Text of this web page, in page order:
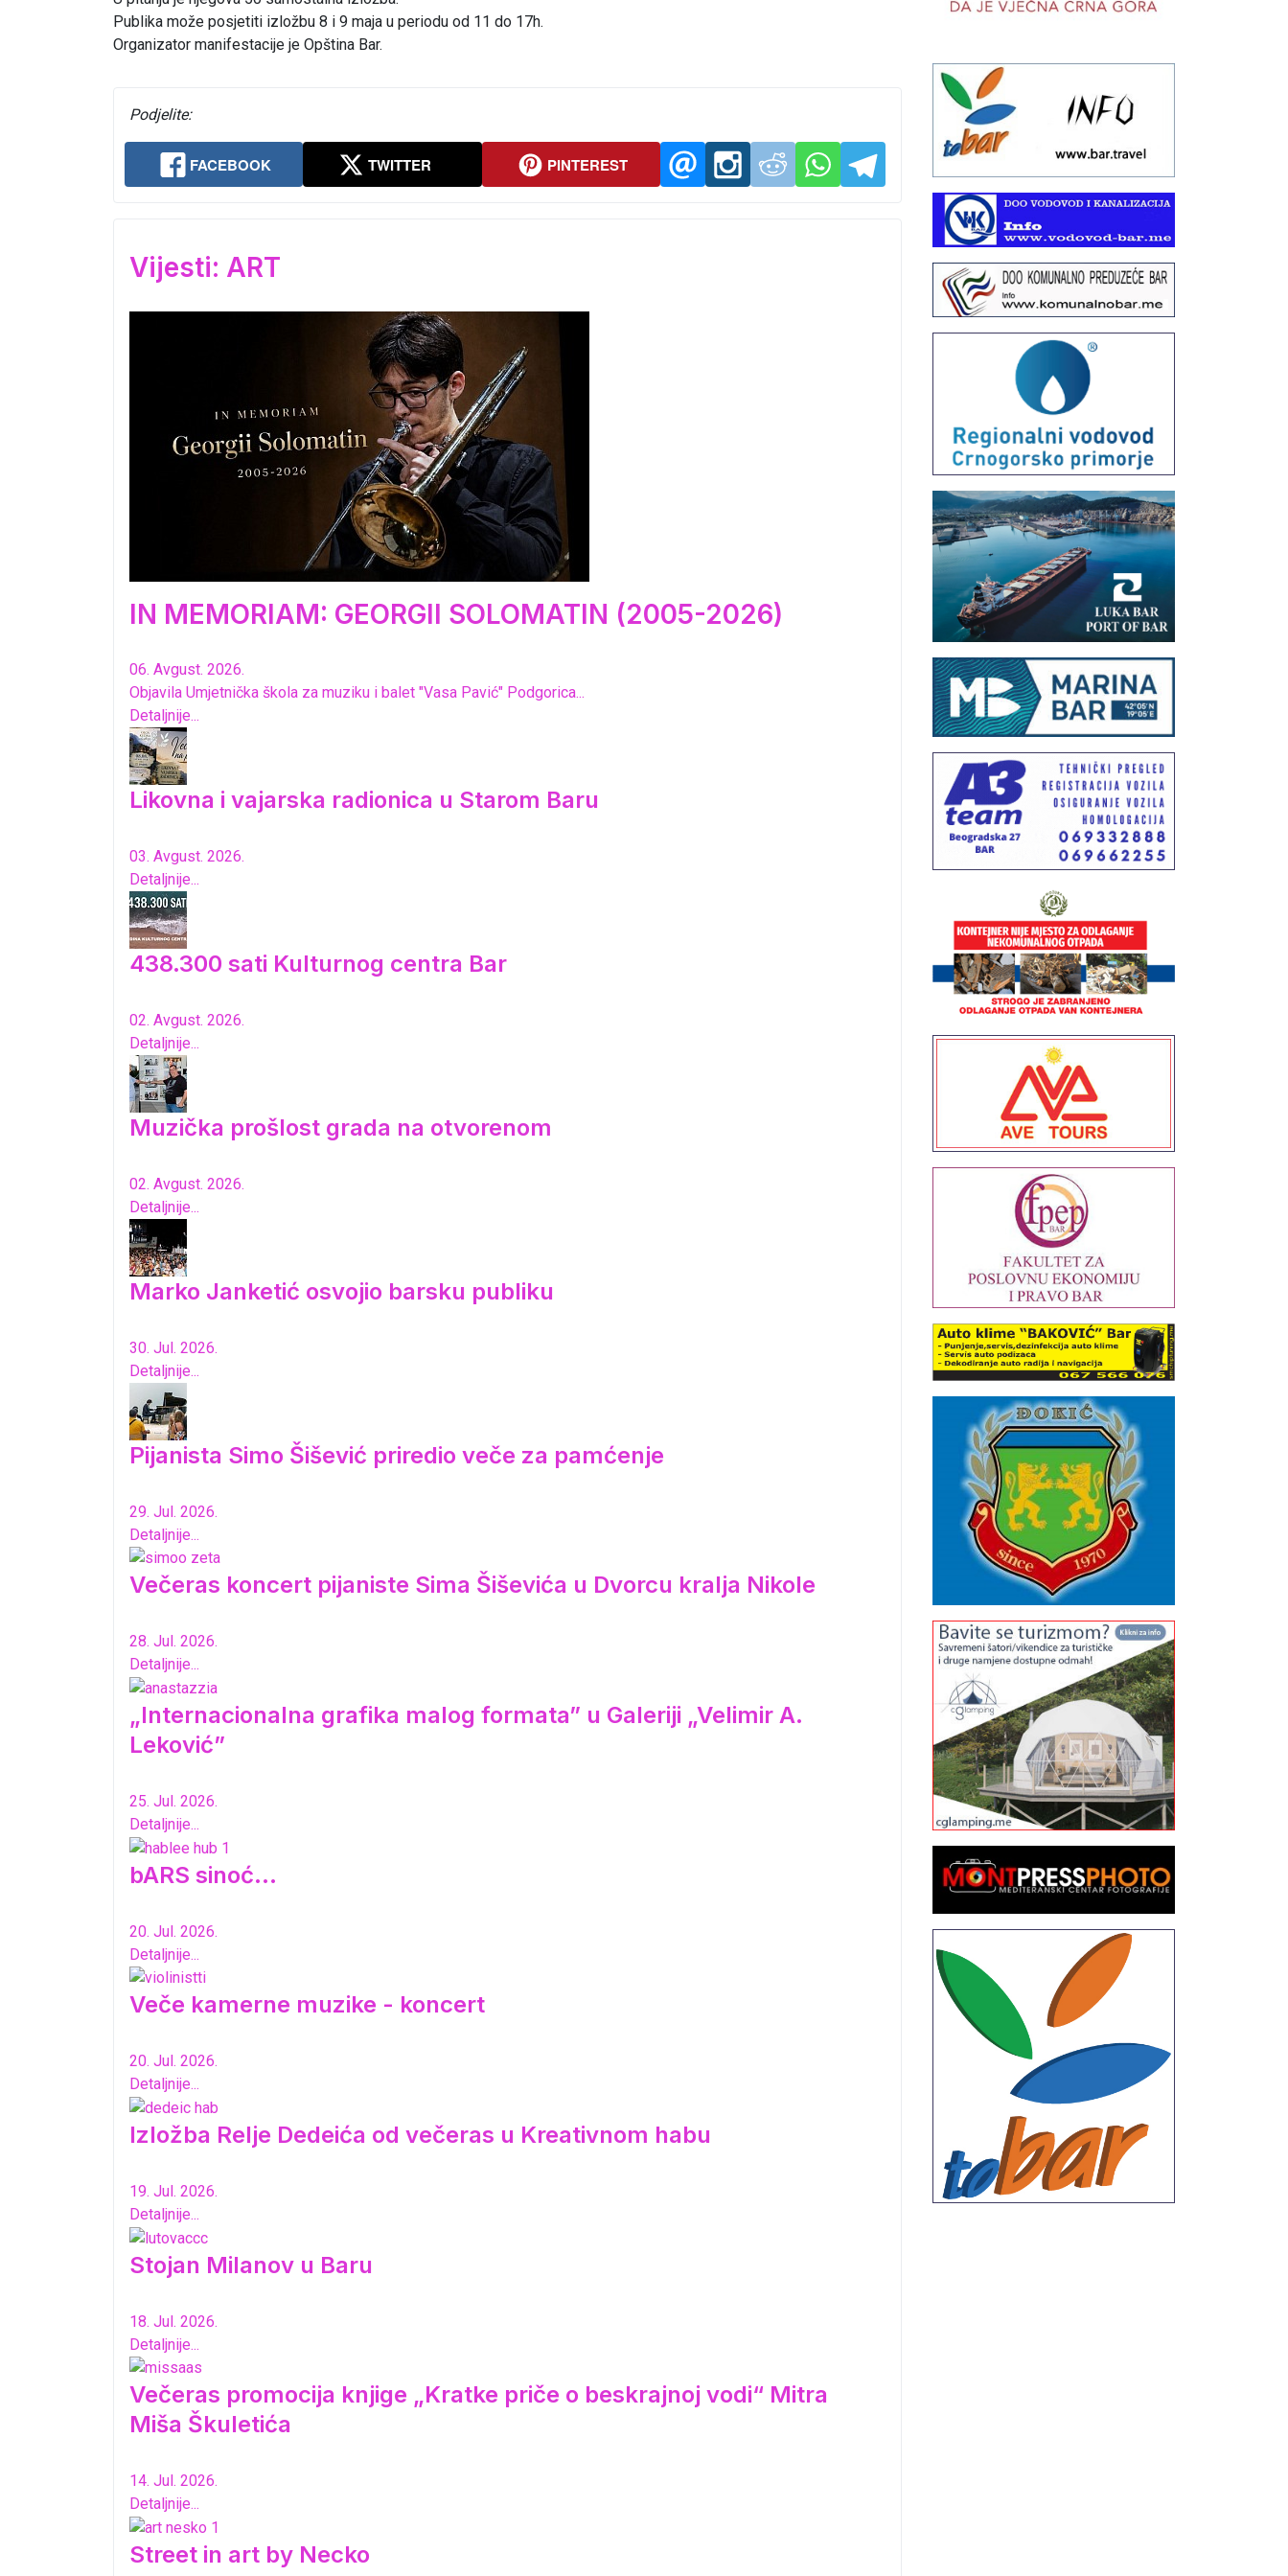
Publika može posjetiti izložbu 8 i 9 maja u periodu od 11 do 17h.
Organizator manifestacije je Opština Bar.
Podjelite:
FACEBOOK TWITTER PINTEREST
Vijesti: ART
IN MEMORIAM: GEORGII SOLOMATIN (2005-2026)
06. Avgust. 2026.
Objavila Umjetnička škola za muziku i balet "Vasa Pavić" Podgorica...
Detaljnije...
Likovna i vajarska radionica u Starom Baru
03. Avgust. 2026.
Detaljnije...
438.300 sati Kulturnog centra Bar
02. Avgust. 2026.
Detaljnije...
Muzička prošlost grada na otvorenom
02. Avgust. 2026.
Detaljnije...
Marko Janketić osvojio barsku publiku
30. Jul. 2026.
Detaljnije...
Pijanista Simo Šišević priredio veče za pamćenje
29. Jul. 2026.
Detaljnije...
Večeras koncert pijaniste Sima Šiševića u Dvorcu kralja Nikole
28. Jul. 2026.
Detaljnije...
„Internacionalna grafika malog formata” u Galeriji „Velimir A.
Leković”
25. Jul. 2026.
Detaljnije...
bARS sinoć...
20. Jul. 2026.
Detaljnije...
Veče kamerne muzike - koncert
20. Jul. 2026.
Detaljnije...
Izložba Relje Dedeića od večeras u Kreativnom habu
19. Jul. 2026.
Detaljnije...
Stojan Milanov u Baru
18. Jul. 2026.
Detaljnije...
Večeras promocija knjige „Kratke priče o beskrajnoj vodi“ Mitra
Miša Škuletića
14. Jul. 2026.
Detaljnije...
Street in art by Necko